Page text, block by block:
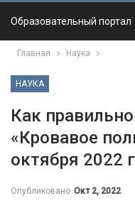
Образовательный портал
Главная Наука
НАУКА
Как
«Кровавое
октября 2022
Опубликовано Окт 2, 2022